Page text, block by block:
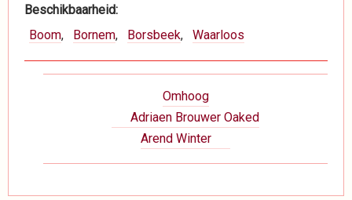
Beschikbaarheid
Boom
Bornem Borsbeek Waarloos
Adriaen Brouwer Oaked
Omhoog
Arend Winter